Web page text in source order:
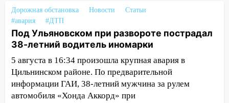
06:00 Под Ульяновском при развороте
пострадал 38-летний водитель
иномарки
05:00 «Каждая пятая женщина и каждый
второй мужчина в мире сталкиваются с
алопецией»: врач рассказал, чем может
быть вызвано облысение и как с этим
справиться
Дорожная обстановка Новости
Статьи
#авария
#ДТП
Под Ульяновском при развороте пострадал
38-летний водитель иномарки
5 августа в 16:34 произошла крупная авария в
Цильнинском районе. По предварительной
информации ГАИ, 38-летний мужчина за рулем
автомобиля «Хонда Аккорд» при